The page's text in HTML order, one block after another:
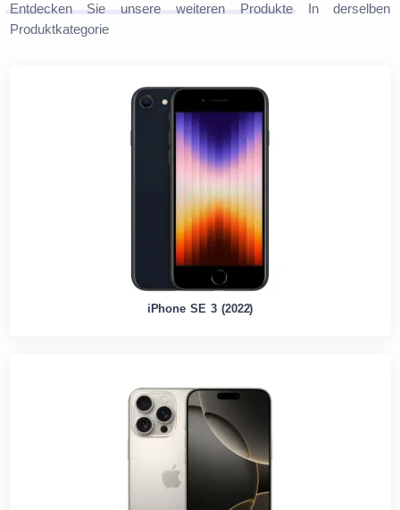
Entdecken Sie unsere weiteren ProdukteIn derselben
Produktkategorie
iPhone SE 3 (2022)